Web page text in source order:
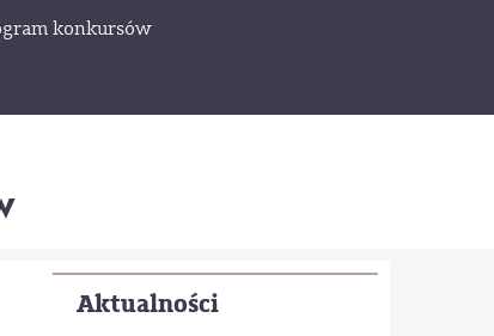
konkursów
Aktualności